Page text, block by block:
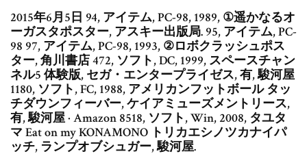
2015年6月5日 94, アイテム, PC-98, 1989, ①遥かなるオ
ーガスタポスター, アスキー出版局. 95, アイテム, PC-
98 97, アイテム, PC-98, 1993, ②ロボクラッシュポス
ター, 角川書店 472, ソフト, DC, 1999, スペースチャン
ネル5 体験版, セガ・エンタープライゼス, 有, 駿河屋
1180, ソフト, FC, 1988, アメリカンフットボール タッ
チダウンフィーバー, ケイアミューズメントリース,
有, 駿河屋 · Amazon 8518, ソフト, Win, 2008, タユタ
マ Eat on my KONAMONO トリカエシノツカナイパ
ッチ, ランプオブシュガー, 駿河屋.